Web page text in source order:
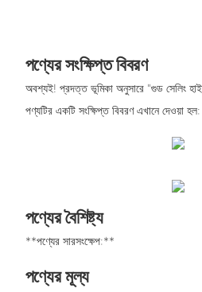
পণ্যের সংক্ষিপ্ত বিবরণ
অবশ্যই! প্রদত্ত ভূমিকা অনুসারে "গুড সেলিং
পণ্যটির একটি সংক্ষিপ্ত বিবরণ এখানে দেওয়া হল:
পণ্যের বৈশিষ্ট্য
**পণ্যের সারসংক্ষেপ:**
পণ্যের মূল্য